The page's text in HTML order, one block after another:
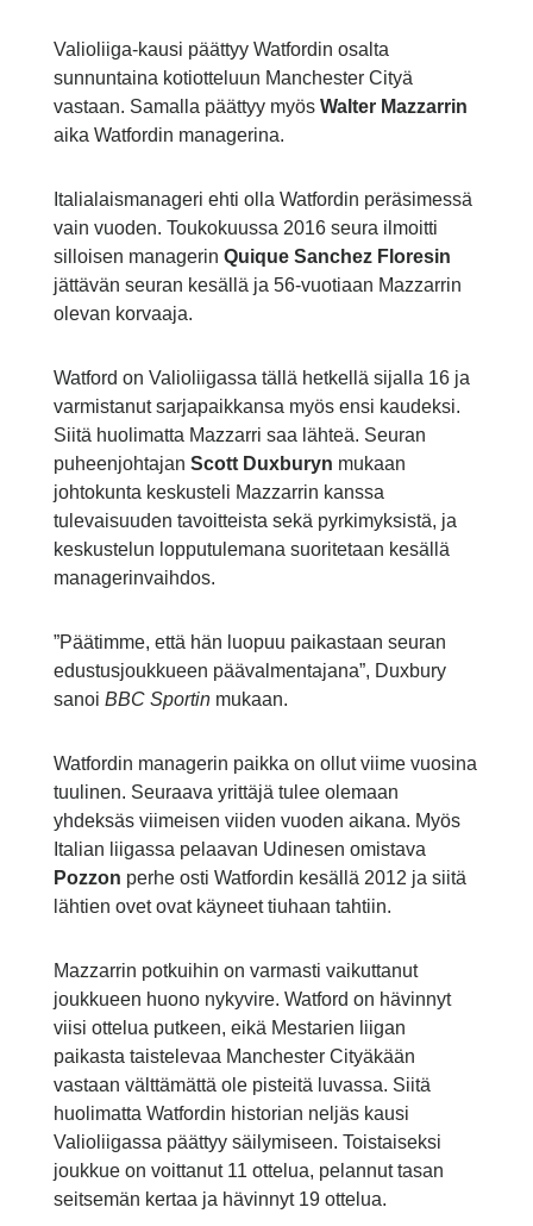
Valioliiga-kausi päättyy Watfordin osalta
sunnuntaina kotiotteluun Manchester Cityä
vastaan. Samalla päättyy myös Walter Mazzarrin
aika Watfordin managerina.
Italialaismanageri ehti olla Watfordin peräsimessä
vain vuoden. Toukokuussa 2016 seura ilmoitti
silloisen managerin Quique Sanchez Floresin
jättävän seuran kesällä ja 56-vuotiaan Mazzarrin
olevan korvaaja.
Watford on Valioliigassa tällä hetkellä sijalla 16 ja
varmistanut sarjapaikkansa myös ensi kaudeksi.
Siitä huolimatta Mazzarri saa lähteä. Seuran
puheenjohtajan Scott Duxburyn mukaan
johtokunta keskusteli Mazzarrin kanssa
tulevaisuuden tavoitteista sekä pyrkimyksistä, ja
keskustelun lopputulemana suoritetaan kesällä
managerinvaihdos.
”Päätimme, että hän luopuu paikastaan seuran
edustusjoukkueen päävalmentajana”, Duxbury
sanoi BBC Sportinmukaan.
Watfordin managerin paikka on ollut viime vuosina
tuulinen. Seuraava yrittäjä tulee olemaan
yhdeksäs viimeisen viiden vuoden aikana. Myös
Italian liigassa pelaavan Udinesen omistava
Pozzon perhe osti Watfordin kesällä 2012 ja siitä
lähtien ovet ovat käyneet tiuhaan tahtiin.
Mazzarrin potkuihin on varmasti vaikuttanut
joukkueen huono nykyvire. Watford on hävinnyt
viisi ottelua putkeen, eikä Mestarien liigan
paikasta taistelevaa Manchester Cityäkään
vastaan välttämättä ole pisteitä luvassa. Siitä
huolimatta Watfordin historian neljäs kausi
Valioliigassa päättyy säilymiseen. Toistaiseksi
joukkue on voittanut 11 ottelua, pelannut tasan
seitsemän kertaa ja hävinnyt 19 ottelua.